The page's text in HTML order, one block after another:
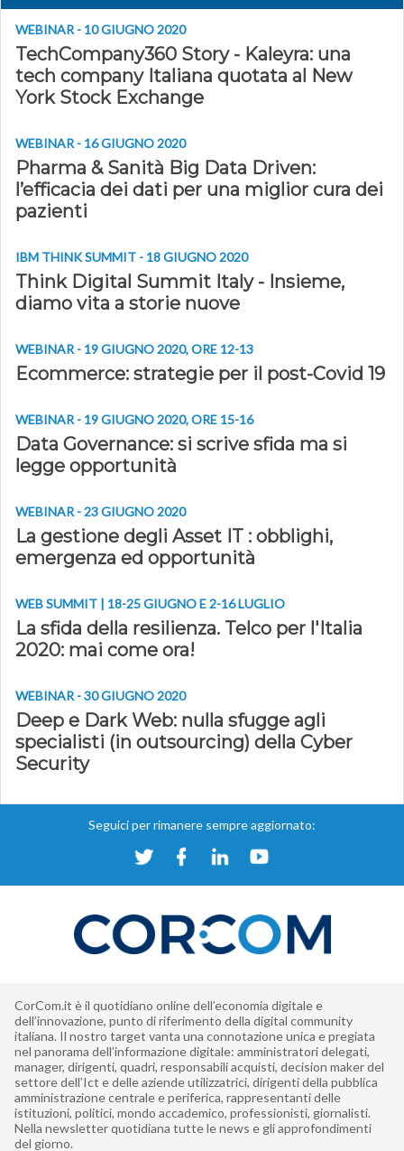
WEBINAR - 10 GIUGNO 2020
TechCompany360 Story - Kaleyra: una
tech company Italiana quotata al New
York Stock Exchange
WEBINAR - 16 GIUGNO 2020
Pharma & Sanità Big Data Driven:
l’efficacia dei dati per una miglior cura dei
pazienti
IBM THINK SUMMIT - 18 GIUGNO 2020
Think Digital Summit Italy - Insieme,
diamo vita a storie nuove
WEBINAR - 19 GIUGNO 2020, ORE 12-13
Ecommerce: strategie per il post-Covid 19
WEBINAR - 19 GIUGNO 2020, ORE 15-16
Data Governance: si scrive sfida ma si
legge opportunità
WEBINAR - 23 GIUGNO 2020
La gestione degli Asset IT : obblighi,
emergenza ed opportunità
WEB SUMMIT | 18-25 GIUGNO E 2-16 LUGLIO
La sfida della resilienza. Telco per l'Italia
2020: mai come ora!
WEBINAR - 30 GIUGNO 2020
Deep e Dark Web: nulla sfugge agli
specialisti (in outsourcing) della Cyber
Security
Seguici per rimanere sempre aggiornato:
CorCom.it è il quotidiano online dell’economia digitale e
dell’innovazione, punto di riferimento della digital community
italiana. Il nostro target vanta una connotazione unica e pregiata
nel panorama dell’informazione digitale: amministratori delegati,
manager, dirigenti, quadri, responsabili acquisti, decision maker del
settore dell’Ict e delle aziende utilizzatrici, dirigenti della pubblica
amministrazione centrale e periferica, rappresentanti delle
istituzioni, politici, mondo accademico, professionisti, giornalisti.
Nella newsletter quotidiana tutte le news e gli approfondimenti
del giorno.